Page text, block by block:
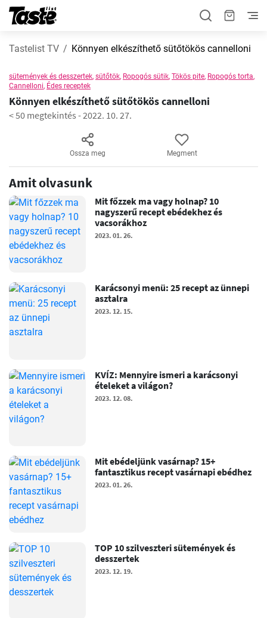
Tastelist TV Könnyen elkészíthető sütőtökös cannelloni
sütemények és desszertek, sütőtök, Ropogós sütik, Tökös pite, Ropogós torta,
Cannelloni, Édes receptek
Könnyen elkészíthető sütőtökös cannelloni
< 50 megtekintés -2022. 10. 27.
Ossza meg Megment
Amit olvasunk
Mit főzzek ma vagy holnap? 10
nagyszerű recept ebédekhez és
vacsorákhoz
2023. 01. 26.
Karácsonyi menü: 25 recept az ünnepi
asztalra
2023. 12. 15.
KVÍZ: Mennyire ismeri a karácsonyi
ételeket a világon?
2023. 12. 08.
Mit ebédeljünk vasárnap? 15+
fantasztikus recept vasárnapi ebédhez
2023. 01. 26.
TOP 10 szilveszteri sütemények és
desszertek
2023. 12. 19.